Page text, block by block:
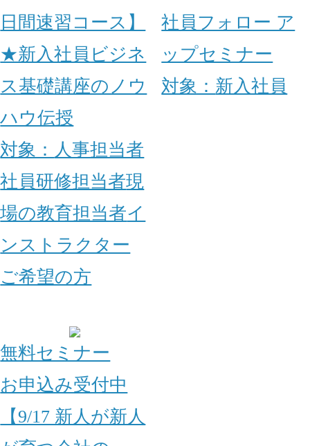
日間速習コース】
★新入社員ビジネ
ス基礎講座のノウ
ハウ伝授
対象： 人事担当者
社員研修担当者現
場の教育担当者イ
ンストラクター
ご希望の方
社員フォロー ア
ップセミナー
対象： 新入社員
無料セミナー
お申込み受付中
【9/17 新人が新人